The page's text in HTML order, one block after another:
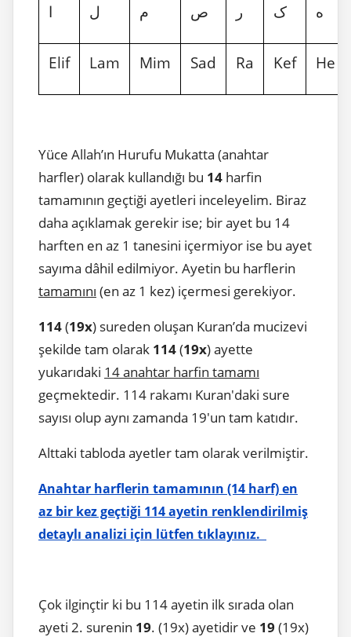
ا ل م ص ر ک ه
Elif Lam Mim Sad Ra Kef He
Yüce Allah’ın Hurufu Mukatta (anahtar
harfler) olarak kullandığı bu 14 harfin
tamamının geçtiği ayetleri inceleyelim. Biraz
daha açıklamak gerekir ise; bir ayet bu 14
harften en az 1 tanesini içermiyor ise bu ayet
sayıma dâhil edilmiyor. Ayetin bu harflerin
tamamını (en az 1 kez) içermesi gerekiyor.
114(19x) sureden oluşan Kuran’da mucizevi
şekilde tam olarak 114(19x) ayette
yukarıdaki 14 anahtar harfin tamamı
geçmektedir. 114 rakamı Kuran'daki sure
sayısı olup aynı zamanda 19'un tam katıdır.
Alttaki tabloda ayetler tam olarak verilmiştir.
Anahtar harflerin tamamının (14 harf) en
az bir kez geçtiği 114 ayetin renklendirilmiş
detaylı analizi için lütfen tıklayınız.
Çok ilginçtir ki bu 114 ayetin ilk sırada olan
ayeti 2. surenin 19. (19x) ayetidir ve 19 (19x)